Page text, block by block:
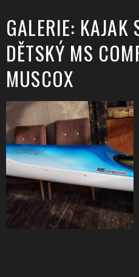
GALERIE: KAJAK
DĚTSKÝ MS
MUSCOX